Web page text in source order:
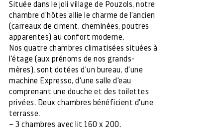
Située dans le joli village de Pouzols, notre
chambre d'hôtes allie le charme de l'ancien
(carreaux de ciment, cheminées, poutres
apparentes) au confort moderne.
Nos quatre chambres climatisées situées à
l'étage (aux prénoms de nos grands-
mères). sont dotées d'un bureau, d'une
machine Expresso, d'une salle d'eau
comprenant une douche et des toilettes
privées. Deux chambres bénéficient d'une
terrasse.
– 3 chambres avec lit 160 x 200.